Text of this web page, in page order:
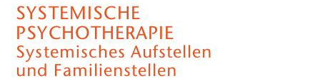
SYSTEMISCHE
PSYCHOTHERAPIE
Systemisches Aufstellen
und Familienstellen